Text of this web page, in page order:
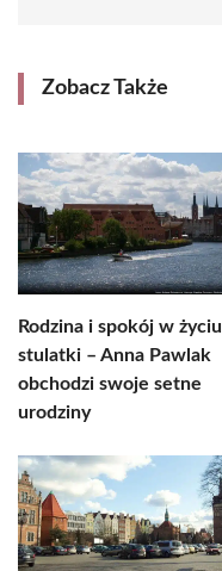
Zobacz Także
Rodzina i spokój w życiu
stulatki – Anna Pawlak
obchodzi swoje setne
urodziny